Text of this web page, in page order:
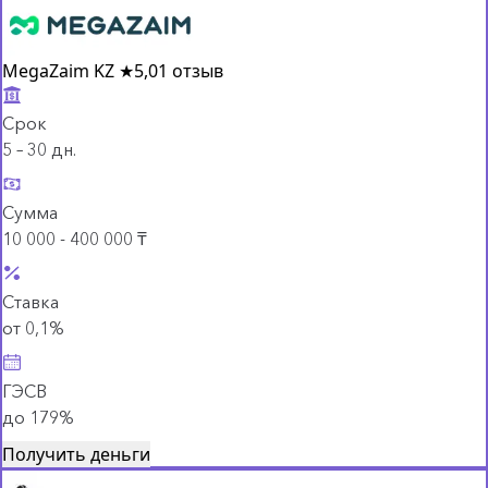
MegaZaim KZ ★5,01 отзыв
Срок
5 – 30 дн.
Сумма
10 000 - 400 000 ₸
Ставка
от 0,1%
ГЭСВ
до 179%
Получить деньги